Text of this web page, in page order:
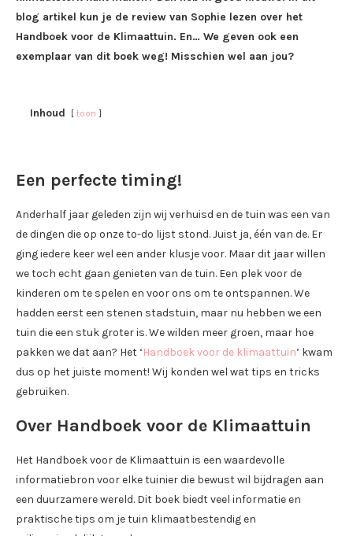
blog artikel kun je de review van Sophie lezen over het
Handboek voor de Klimaattuin. En… We geven ook een
exemplaar van dit boek weg! Misschien wel aan jou?
Inhoud toon
Een perfecte timing!
Anderhalf jaar geleden zijn wij verhuisd en de tuin was een van
de dingen die op onze to-do lijst stond. Juist ja, één van de. Er
ging iedere keer wel een ander klusje voor. Maar dit jaar willen
we toch echt gaan genieten van de tuin. Een plek voor de
kinderen om te spelen en voor ons om te ontspannen. We
hadden eerst een stenen stadstuin, maar nu hebben we een
tuin die een stuk groter is. We wilden meer groen, maar hoe
pakken we dat aan? Het ‘Handboek voor de klimaattuin’ kwam
dus op het juiste moment! Wij konden wel wat tips en tricks
gebruiken.
Over Handboek voor de Klimaattuin
Het Handboek voor de Klimaattuin is een waardevolle
informatiebron voor elke tuinier die bewust wil bijdragen aan
een duurzamere wereld. Dit boek biedt veel informatie en
praktische tips om je tuin klimaatbestendig en